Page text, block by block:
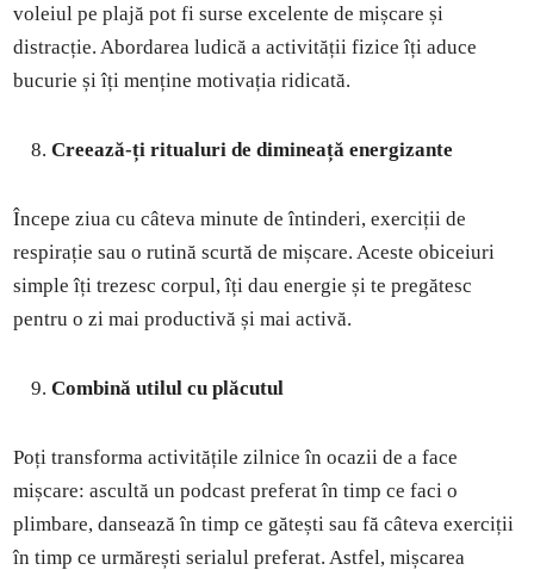
voleiul pe plajă pot fi surse excelente de mișcare și
distracție. Abordarea ludică a activității fizice îți aduce
bucurie și îți menține motivația ridicată.
Creează-ți ritualuri de dimineață energizante
Începe ziua cu câteva minute de întinderi, exerciții de
respirație sau o rutină scurtă de mișcare. Aceste obiceiuri
simple îți trezesc corpul, îți dau energie și te pregătesc
pentru o zi mai productivă și mai activă.
Combină utilul cu plăcutul
Poți transforma activitățile zilnice în ocazii de a face
mișcare: ascultă un podcast preferat în timp ce faci o
plimbare, dansează în timp ce gătești sau fă câteva exerciții
în timp ce urmărești serialul preferat. Astfel, mișcarea